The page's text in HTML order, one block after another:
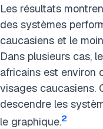
Les résultats
des systèmes
caucasiens et le
Dans plusieurs cas,
africains est environ
visages caucasiens.
descendre les
le graphique.2